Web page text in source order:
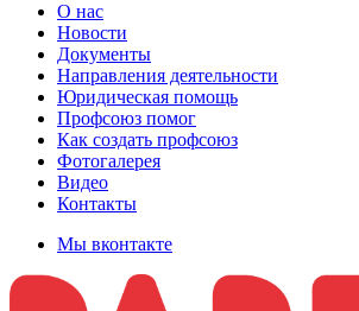
О нас
Новости
Документы
Направления деятельности
Юридическая помощь
Профсоюз помог
Как создать профсоюз
Фотогалерея
Видео
Контакты
Мы вконтакте